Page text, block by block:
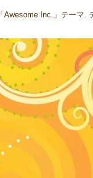
「Awesome Inc.」テーマ.